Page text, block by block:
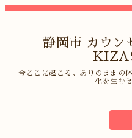
静岡市 カウン
今ここに起こる、ありのままの
化を生む